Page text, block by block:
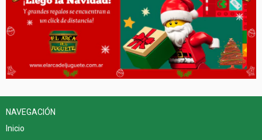
NAVEGACIÓN
Inicio